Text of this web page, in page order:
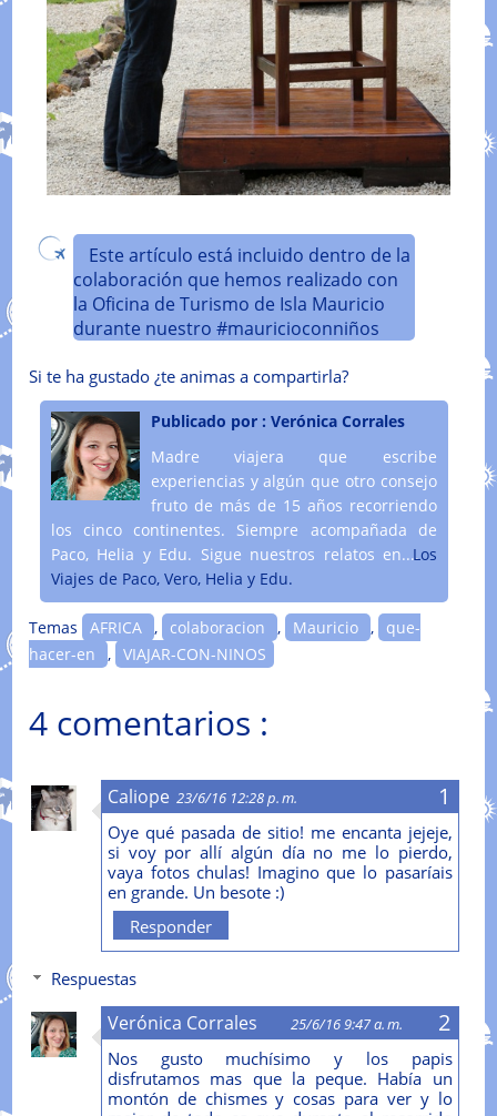
Este artículo está incluido dentro de la
colaboración que hemos realizado con
la Oficina de Turismo de Isla Mauricio
durante nuestro #mauricioconniños
Si te ha gustado ¿te animas a compartirla?
Publicado por : Verónica Corrales
Madre viajera que escribe
experiencias y algún que otro consejo
fruto de más de 15 años recorriendo
los cinco continentes. Siempre acompañada de
Paco, Helia y Edu. Sigue nuestros relatos en....
Los
Viajes de Paco, Vero, Helia y Edu.
Temas AFRICA , colaboracion , Mauricio ,
que-
hacer-en
, VIAJAR-CON-NINOS
4 comentarios :
Caliope 23/6/16 12:28 p. m.
Oye qué pasada de sitio! me encanta jejeje,
si voy por allí algún día no me lo pierdo,
vaya fotos chulas! Imagino que lo pasaríais
en grande. Un besote :)
Responder
Respuestas
Verónica Corrales 25/6/16 9:47 a. m.
Nos gusto muchísimo y los papis
disfrutamos mas que la peque. Había un
montón de chismes y cosas para ver y lo